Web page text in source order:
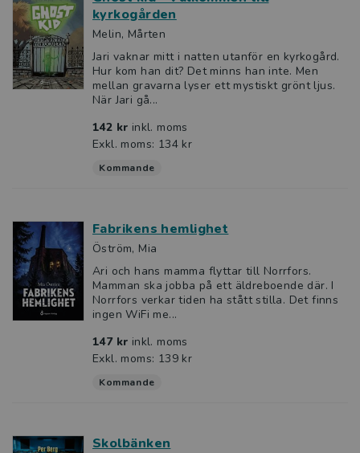
kyrkogården
Melin, Mårten
Jari vaknar mitt i natten utanför en kyrkogård.
Hur kom han dit? Det minns han inte. Men
mellan gravarna lyser ett mystiskt grönt ljus.
När Jari gå...
142 kr inkl. moms
Exkl. moms: 134 kr
Kommande
Fabrikens hemlighet
Öström, Mia
Ari och hans mamma flyttar till Norrfors.
Mamman ska jobba på ett äldreboende där. I
Norrfors verkar tiden ha stått stilla. Det finns
ingen WiFi me...
147 kr inkl. moms
Exkl. moms: 139 kr
Kommande
Skolbänken